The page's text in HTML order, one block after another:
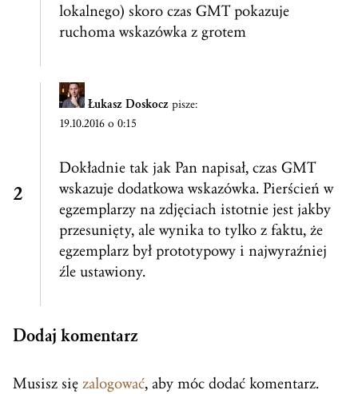
lokalnego) skoro czas GMT pokazuje
ruchoma wskazówka z grotem
Łukasz Doskocz pisze:
19.10.2016 o 0:15
Dokładnie tak jak Pan napisał, czas GMT
wskazuje dodatkowa wskazówka. Pierścień w
egzemplarzy na zdjęciach istotnie jest jakby
przesunięty, ale wynika to tylko z faktu, że
egzemplarz był prototypowy i najwyraźniej
źle ustawiony.
Dodaj komentarz
Musisz się zalogować, aby móc dodać komentarz.